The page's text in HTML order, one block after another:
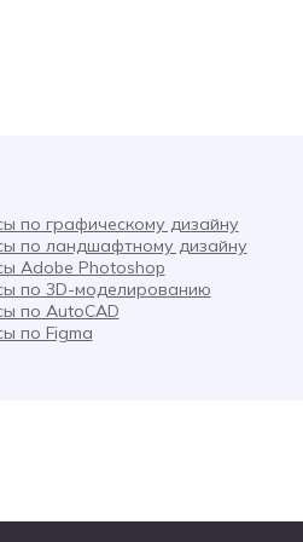
по графическому дизайну
по ландшафтному дизайну
Adobe Photoshop
по 3D-моделированию
по AutoCAD
по Figma